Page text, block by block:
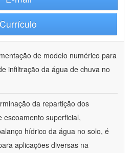
Currículo
de modelo numérico para
infiltração da água de chuva no
da repartição dos
escoamento superficial,
hídrico da água no solo, é
aplicações diversas na